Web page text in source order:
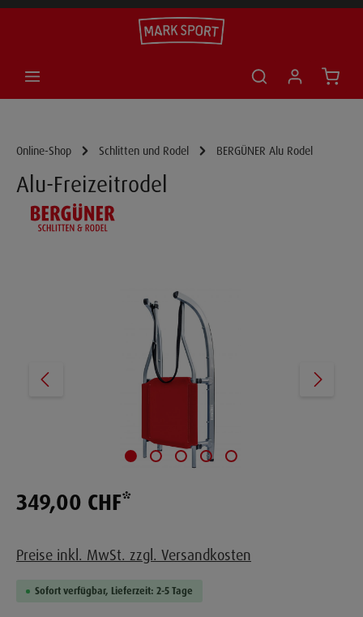
Online-Shop Schlitten und Rodel BERGÜNER Alu Rodel
Alu-Freizeitrodel
349,00 CHF*
Preise inkl. MwSt. zzgl. Versandkosten
Sofort verfügbar, Lieferzeit: 2-5 Tage